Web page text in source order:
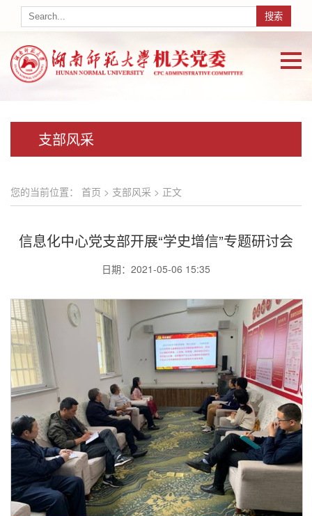
支部风采
您的当前位置： 首页 > 支部风采 > 正文
信息化中心党支部开展“学史增信”专题研讨会
日期：2021-05-06 15:35